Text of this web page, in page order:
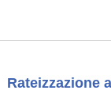
Rateizzazione